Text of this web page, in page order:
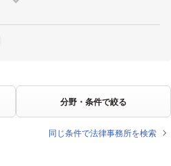
分野・条件で絞る
同じ条件で法律事務所を検索